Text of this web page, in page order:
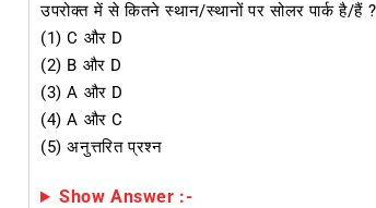
उपरोक्त में से कितने स्थान/स्थानों पर सोलर पार्क है/हैं ?
(1) C और D
(2) B और D
(3) A और D
(4) A और C
(5) अनुत्तरित प्रश्न
Show Answer :-